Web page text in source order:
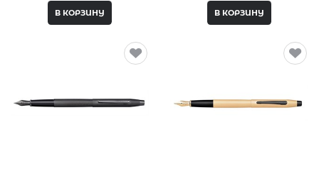
В КОРЗИНУ В КОРЗИНУ